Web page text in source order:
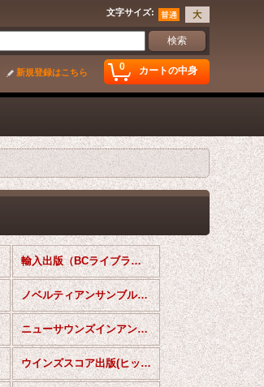
文字サイズ:
0 カートの中身
新規登録はこちら
輸入出版（BCライブラリー）
ノベルティアンサンブル楽譜（INUI直輸入ライブラリー）
ニューサウンズインアンサンブル
ウインズスコア出版(ヒット・ザ・ビート）